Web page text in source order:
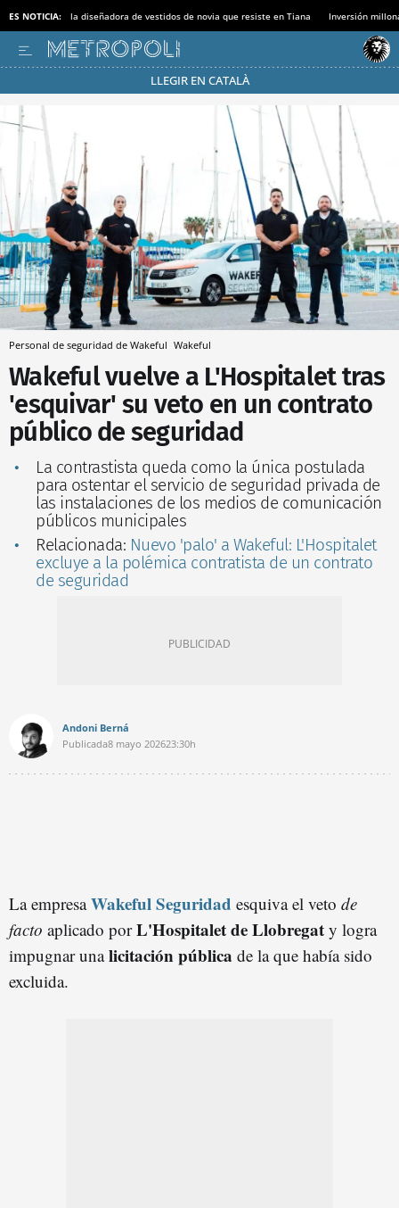
ES NOTICIA: la diseñadora de vestidos de novia que resiste en Tiana Inversión
LLEGIR EN CATALÀ
Pásate al MODO AHORRO
Personal de seguridad de Wakeful Wakeful
Wakeful vuelve a L'Hospitalet tras
'esquivar' su veto en un contrato
público de seguridad
La contrastista queda como la única postulada
para ostentar el servicio de seguridad privada de
las instalaciones de los medios de comunicación
públicos municipales
Relacionada: Nuevo 'palo' a Wakeful: L'Hospitalet
excluye a la polémica contratista de un contrato
de seguridad
Andoni Berná
Publicada8 mayo 202623:30h
La empresaWakeful Seguridad esquiva el veto de
facto aplicado porL'Hospitaletde Llobregat y logra
impugnar unalicitación pública de la que había sido
excluida.